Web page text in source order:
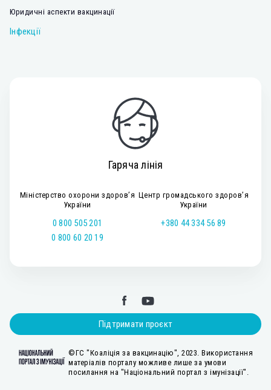
Юридичні аспекти вакцинації
Інфекції
Гаряча лінія
Міністерство охорони здоров’я
України
0 800 505 201
0 800 60 20 19
Центр громадського здоров’я
України
+380 44 334 56 89
Підтримати проєкт
©ГС "Коаліція за вакцинацію", 2023. Використання
матеріалів порталу можливе лише за умови
посилання на "Національний портал з імунізації".